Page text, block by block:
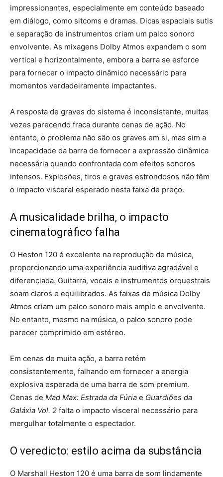
impressionantes, especialmente em conteúdo baseado
em diálogo, como sitcoms e dramas. Dicas espaciais sutis
e separação de instrumentos criam um palco sonoro
envolvente. As mixagens Dolby Atmos expandem o som
vertical e horizontalmente, embora a barra se esforce
para fornecer o impacto dinâmico necessário para
momentos verdadeiramente impactantes.
A resposta de graves do sistema é inconsistente, muitas
vezes parecendo fraca durante cenas de ação. No
entanto, o problema não são os graves em si, mas sim a
incapacidade da barra de fornecer a expressão dinâmica
necessária quando confrontada com efeitos sonoros
intensos. Explosões, tiros e graves estrondosos não têm
o impacto visceral esperado nesta faixa de preço.
A musicalidade brilha, o impacto
cinematográfico falha
O Heston 120 é excelente na reprodução de música,
proporcionando uma experiência auditiva agradável e
diferenciada. Guitarra, vocais e instrumentos orquestrais
soam claros e equilibrados. As faixas de música Dolby
Atmos criam um palco sonoro mais amplo e envolvente.
No entanto, mesmo na música, o palco sonoro pode
parecer comprimido em estéreo.
Em cenas de muita ação, a barra retém
consistentemente, falhando em fornecer a energia
explosiva esperada de uma barra de som premium.
Cenas de Mad Max: Estrada da Fúria e Guardiões da
Galáxia Vol. 2 falta o impacto visceral necessário para
mergulhar totalmente o espectador.
O veredicto: estilo acima da substância
O Marshall Heston 120 é uma barra de som lindamente